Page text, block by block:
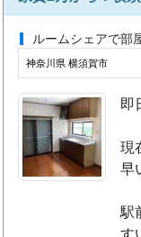
ルームシェアで部
神奈川県 横須賀市
即
現
早
駅